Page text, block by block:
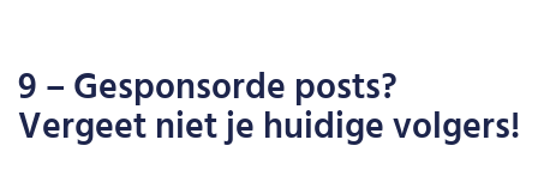
9 – Gesponsorde posts?
Vergeet niet je huidige volgers!